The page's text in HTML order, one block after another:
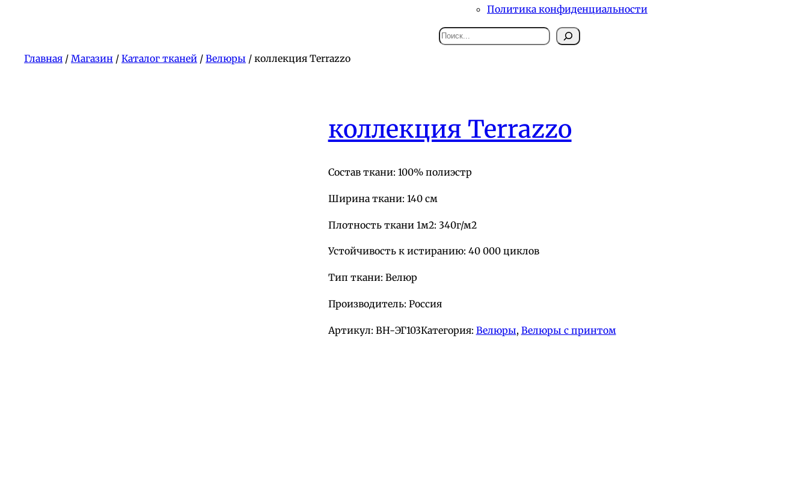
Политика конфиденциальности
Поиск
Главная / Магазин / Каталог тканей / Велюры / коллекция Terrazzo
коллекция Terrazzo
Состав ткани: 100% полиэстр
Ширина ткани: 140 см
Плотность ткани 1м2: 340г/м2
Устойчивость к истиранию: 40 000 циклов
Тип ткани: Велюр
Производитель: Россия
Артикул: BH-ЭГ103Категория: Велюры, Велюры с принтом